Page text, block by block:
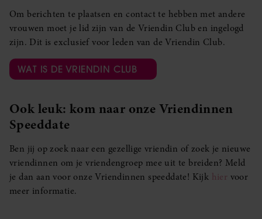
Om berichten te plaatsen en contact te hebben met andere
vrouwen moet je lid zijn van de Vriendin Club en ingelogd
zijn. Dit is exclusief voor leden van de Vriendin Club.
WAT IS DE VRIENDIN CLUB
Ook leuk: kom naar onze Vriendinnen
Speeddate
Ben jij op zoek naar een gezellige vriendin of zoek je nieuwe
vriendinnen om je vriendengroep mee uit te breiden? Meld
je dan aan voor onze Vriendinnen speeddate! Kijk hier voor
meer informatie.